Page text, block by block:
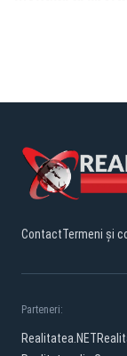
ContactTermeni și
Parteneri:
Realitatea.NET